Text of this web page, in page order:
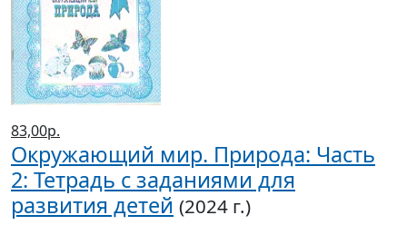
83,00р.
Окружающий мир. Природа: Часть
2: Тетрадь с заданиями для
развития детей (2024 г.)